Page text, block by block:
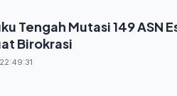
Tengah Mutasi 149 ASN
Birokrasi
22:49:31